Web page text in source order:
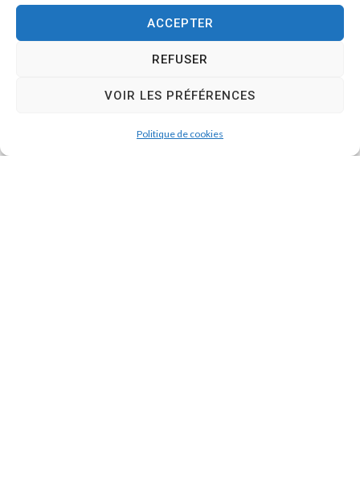
ACCEPTER
REFUSER
VOIR LES PRÉFÉRENCES
Politique de cookies